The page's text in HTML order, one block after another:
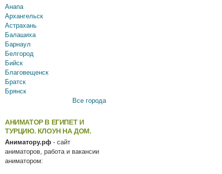
Анапа
Архангельск
Астрахань
Балашиха
Барнаул
Белгород
Бийск
Благовещенск
Братск
Брянск
Все города
АНИМАТОР В ЕГИПЕТ И
ТУРЦИЮ. КЛОУН НА ДОМ.
Аниматору.рф - сайт
аниматоров, работа и вакансии
аниматором: